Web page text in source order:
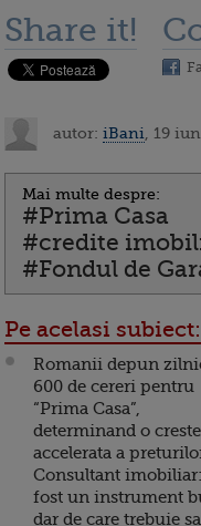
Share it!
autor: iBani , 19
Mai multe despre:
#Prima Casa
#credite
#Fondul de
Pe acelasi subiect:
Romanii depun
600 de cereri pentru
“Prima Casa”,
determinand o
accelerata a
Consultant imobiliar:
fost un instrument
dar de care trebuie sa